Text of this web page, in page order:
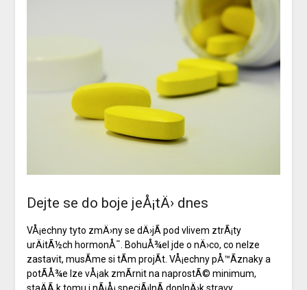
Dejte se do boje jeÅ¡tÄ› dnes
VÅ¡echny tyto zmÄ›ny se dÄ›jÃ­ pod vlivem ztrÃ¡ty
urÄitÃ½ch hormonÅ¯. BohuÅ¾el jde o nÄ›co, co nelze
zastavit, musÃ­me si tÃ­m projÃ­t. VÅ¡echny pÅ™Ã­znaky a
potÃ­Å¾e lze vÅ¡ak zmÃ­rnit na naprostÃ© minimum,
staÄÃ­ k tomu i nÃ¡Å¡ speciÃ¡lnÃ­ doplnÄ›k stravy